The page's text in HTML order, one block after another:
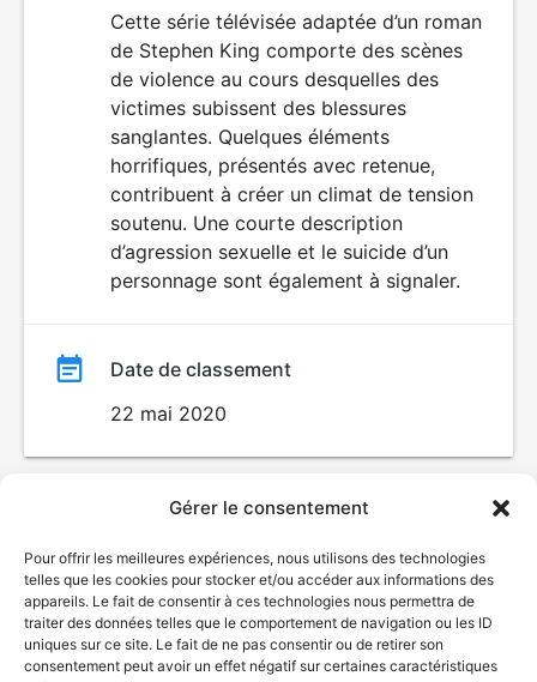
Gérer le consentement
Pour offrir les meilleures expériences, nous utilisons des technologies
telles que les cookies pour stocker et/ou accéder aux informations des
appareils. Le fait de consentir à ces technologies nous permettra de
traiter des données telles que le comportement de navigation ou les ID
uniques sur ce site. Le fait de ne pas consentir ou de retirer son
consentement peut avoir un effet négatif sur certaines caractéristiques
VIOLENCE
Cette série télévisée adaptée d’un roman
de Stephen King comporte des scènes
de violence au cours desquelles des
victimes subissent des blessures
sanglantes. Quelques éléments
horrifiques, présentés avec retenue,
contribuent à créer un climat de tension
soutenu. Une courte description
d’agression sexuelle et le suicide d’un
personnage sont également à signaler.
Date de classement
22 mai 2020
© Gouvernement du Québec, 2026